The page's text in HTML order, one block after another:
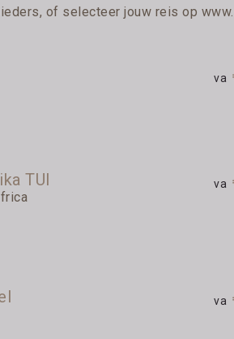
of selecteer jouw reis op
va
TUI va
va